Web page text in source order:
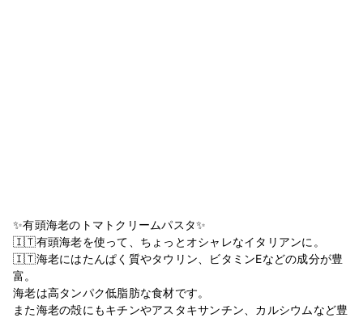
✨有頭海老のトマトクリームパスタ✨
🇮🇹有頭海老を使って、ちょっとオシャレなイタリアンに。
🇮🇹海老にはたんぱく質やタウリン、ビタミンEなどの成分が豊
富。
海老は高タンパク低脂肪な食材です。
また海老の殻にもキチンやアスタキサンチン、カルシウムなど豊